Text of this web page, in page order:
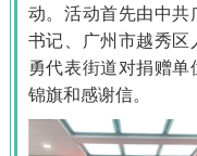
动。活动首先由中共
书记、广州市越秀区
勇代表街道对捐赠
锦旗和感谢信。